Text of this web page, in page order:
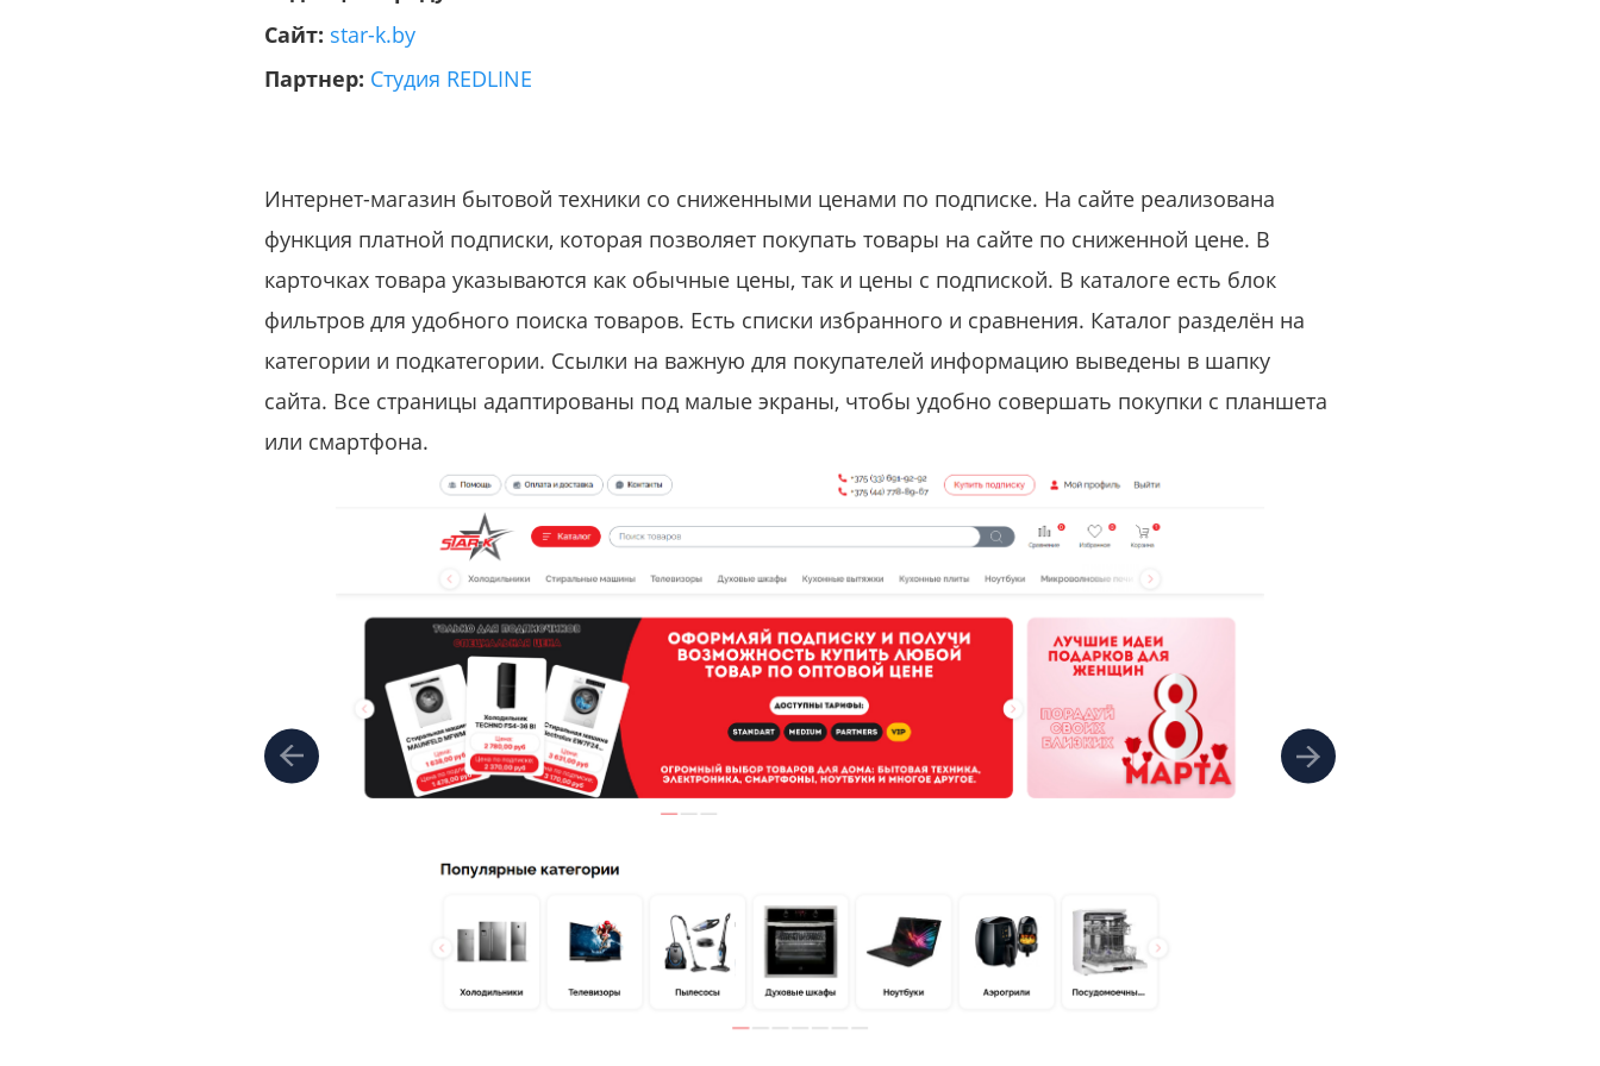
Сайт: star-k.by
Партнер: Студия REDLINE
Интернет-магазин бытовой техники со сниженными ценами по подписке. На сайте реализована
функция платной подписки, которая позволяет покупать товары на сайте по сниженной цене. В
карточках товара указываются как обычные цены, так и цены с подпиской. В каталоге есть блок
фильтров для удобного поиска товаров. Есть списки избранного и сравнения. Каталог разделён на
категории и подкатегории. Ссылки на важную для покупателей информацию выведены в шапку
сайта. Все страницы адаптированы под малые экраны, чтобы удобно совершать покупки с планшета
или смартфона.